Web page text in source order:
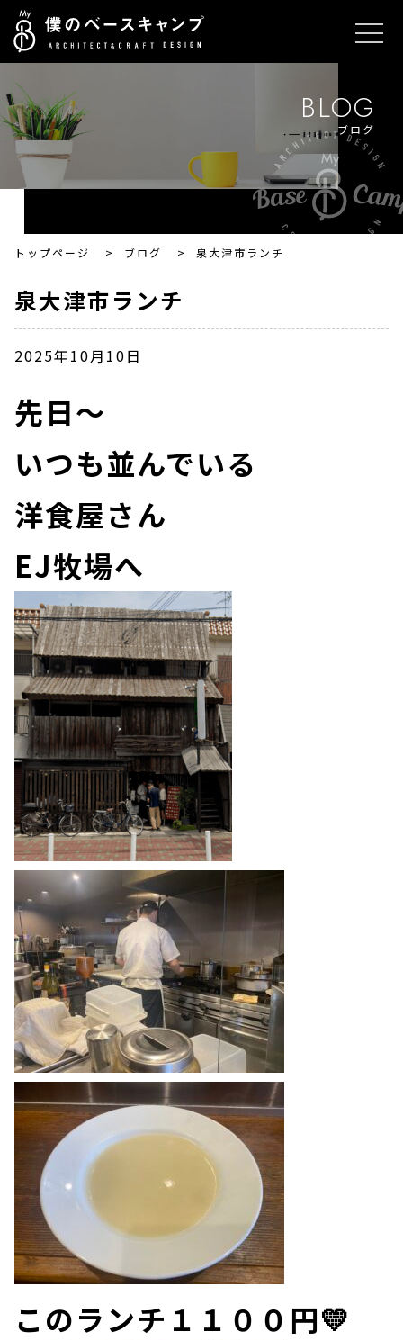
BLOG
ブログ
トップページ > ブログ > 泉大津市ランチ
泉大津市ランチ
2025年10月10日
先日～
いつも並んでいる
洋食屋さん
EJ牧場へ
このランチ１１００円💛